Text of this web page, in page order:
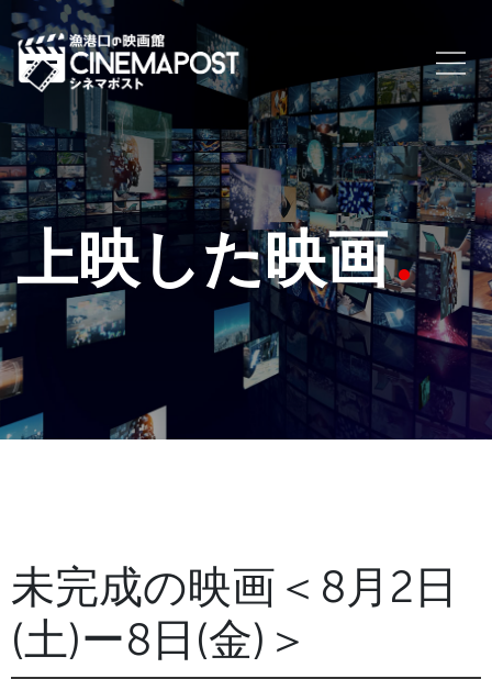
上映した映画
未完成の映画＜8月2日
(土)ー8日(金)＞